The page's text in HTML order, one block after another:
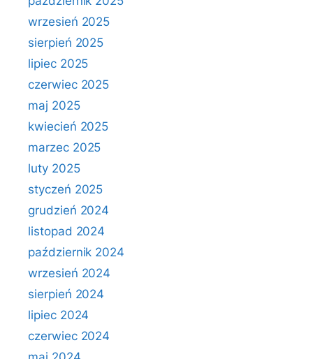
wrzesień 2025
sierpień 2025
lipiec 2025
czerwiec 2025
maj 2025
kwiecień 2025
marzec 2025
luty 2025
styczeń 2025
grudzień 2024
listopad 2024
październik 2024
wrzesień 2024
sierpień 2024
lipiec 2024
czerwiec 2024